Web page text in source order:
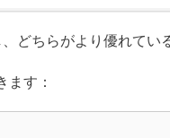
どちらがより優れてい
す：